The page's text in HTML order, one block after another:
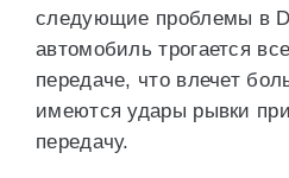
следующие проблемы в
автомобиль трогается
передаче, что влечет
имеются удары рывки
передачу.